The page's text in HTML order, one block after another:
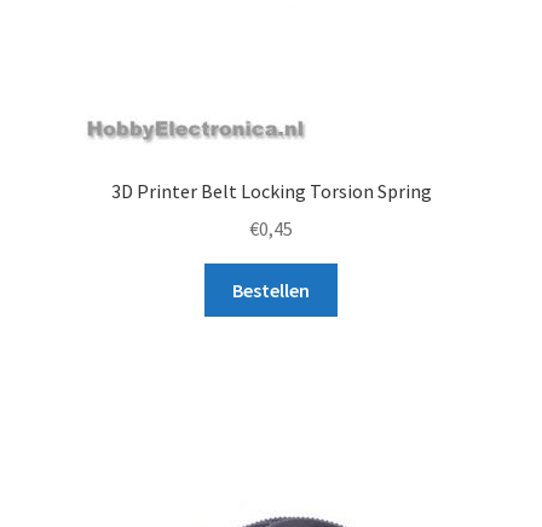
3D Printer Belt Locking Torsion Spring
€0,45
Bestellen